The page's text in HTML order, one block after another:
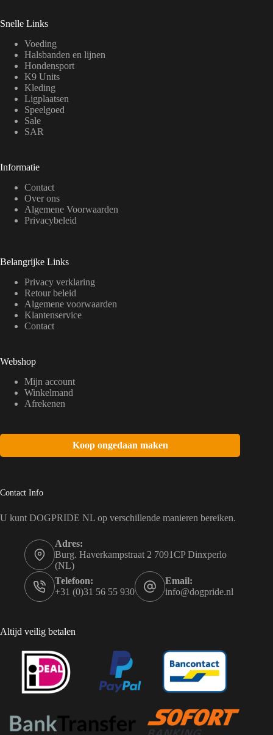
Snelle Links
Voeding
Halsbanden en lijnen
Hondensport
K9 Units
Kleding
Ligplaatsen
Speelgoed
Sale
SAR
Informatie
Contact
Over ons
Algemene Voorwaarden
Privacybeleid
Belangrijke Links
Privacy verklaring
Retour beleid
Algemene voorwaarden
Klantenservice
Contact
Webshop
Mijn account
Winkelmand
Afrekenen
Koop ongedaan maken
Contact Info
U kunt DOGPRIDE NL op verschillende manieren bereiken.
Adres:
Burg. Haverkampstraat 2 7091CP Dinxperlo
(NL)
Telefoon:
+31 (0)31 56 55 930
Email:
info@dogpride.nl
Altijd veilig betalen